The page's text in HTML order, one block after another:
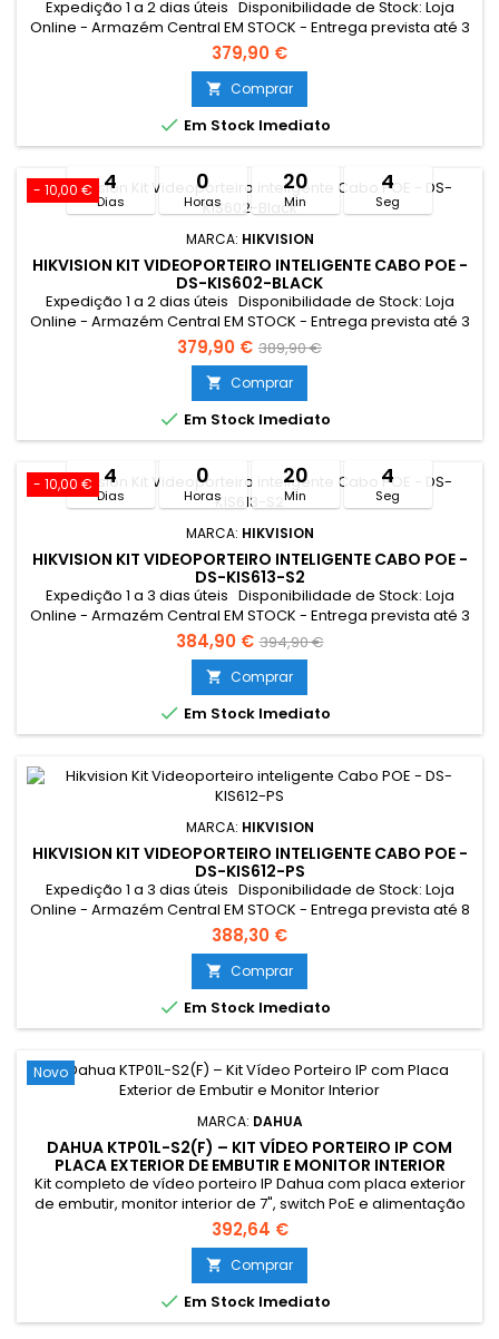
Expedição 1 a 2 dias úteis Disponibilidade de Stock: Loja
Online - Armazém Central EM STOCK - Entrega prevista até 3
dias úteis Loja Braga - Rua António Fernandes Ferreira
Gomes EM STOCK Resumo: *Conexão Monitor e
Intercomunicador Exterior: Cabo UTP POE Tocaram à
campainha quando não estava em casa? A encomenda
não foi entregue pelo...
379,90 €
 Comprar
 Em Stock Imediato
- 10,00 € 4
Dias
0
Horas
20
Min
4
Seg
MARCA: HIKVISION
HIKVISION KIT VIDEOPORTEIRO INTELIGENTE CABO POE -
DS-KIS602-BLACK
Expedição 1 a 2 dias úteis Disponibilidade de Stock: Loja
Online - Armazém Central EM STOCK - Entrega prevista até 3
dias úteis Loja Braga - Rua António Fernandes Ferreira
Gomes EM STOCK Limitado ao stock existente Resumo:
*Conexão Monitor e Intercomunicador Exterior: Cabo UTP
POE Tocaram à campainha quando não estava em casa?
A...
379,90 € 389,90 €
 Comprar
 Em Stock Imediato
- 10,00 € 4
Dias
0
Horas
20
Min
4
Seg
MARCA: HIKVISION
HIKVISION KIT VIDEOPORTEIRO INTELIGENTE CABO POE -
DS-KIS613-S2
Expedição 1 a 3 dias úteis Disponibilidade de Stock: Loja
Online - Armazém Central EM STOCK - Entrega prevista até 3
dias úteis Loja Braga - Rua António Fernandes Ferreira
Gomes SEM STOCK - Por encomenda - chegada até 2 dias
úteis Limitado ao stock existente Resumo: Kit de
videoporteiro com Switch POE 4ch Tecnologia IP & WiFi Placa
e monitor |...
384,90 € 394,90 €
 Comprar
 Em Stock Imediato
MARCA: HIKVISION
HIKVISION KIT VIDEOPORTEIRO INTELIGENTE CABO POE -
DS-KIS612-PS
Expedição 1 a 3 dias úteis Disponibilidade de Stock: Loja
Online - Armazém Central EM STOCK - Entrega prevista até 8
dias úteis Loja Braga - Rua António Fernandes Ferreira
Gomes SEM STOCK - Por encomenda - chegada até 10 dias
úteis Resumo: Kit de videoporteiro com Switch POE 4ch
Tecnologia IP & WiFi Placa e monitor | Permite 16 monitores
mais...
388,30 €
 Comprar
 Em Stock Imediato
Novo
MARCA: DAHUA
DAHUA KTP01L-S2(F) – KIT VÍDEO PORTEIRO IP COM
PLACA EXTERIOR DE EMBUTIR E MONITOR INTERIOR
Kit completo de vídeo porteiro IP Dahua com placa exterior
de embutir, monitor interior de 7", switch PoE e alimentação
incluída. Ideal para soluções de controlo de acessos em
habitações e espaços comerciais.
392,64 €
 Comprar
 Em Stock Imediato